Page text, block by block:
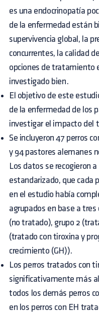
es una endocrinopatía
de la enfermedad están
supervivencia global, la
concurrentes, la calidad
opciones de tratamiento
investigado bien.
El objetivo de este
de la enfermedad de los
investigar el impacto del
Se incluyeron 47 perros
y 94 pastores alemanes
Los datos se recogieron
estandarizado, que cada
en el estudio había
agrupados en base a
(no tratado), grupo 2
(tratado con tiroxina y
crecimiento (GH)).
Los perros tratados con
significativamente más
todos los demás perros
en los perros con EH